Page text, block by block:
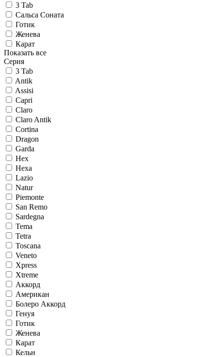
3 Tab
Сальса Соната
Готик
Женева
Карат
Показать все
Серия
3 Tab
Antik
Assisi
Capri
Claro
Claro Antik
Cortina
Dragon
Garda
Hex
Hexa
Lazio
Natur
Piemonte
San Remo
Sardegna
Tema
Tetra
Toscana
Veneto
Xpress
Xtreme
Аккорд
Американ
Болеро Аккорд
Генуя
Готик
Женева
Карат
Кельн